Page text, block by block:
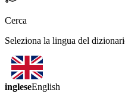
Cerca
Seleziona la lingua del
ingleseEnglish